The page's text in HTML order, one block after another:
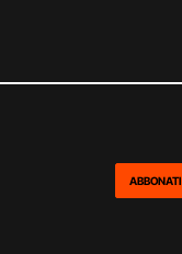
ABBONATI